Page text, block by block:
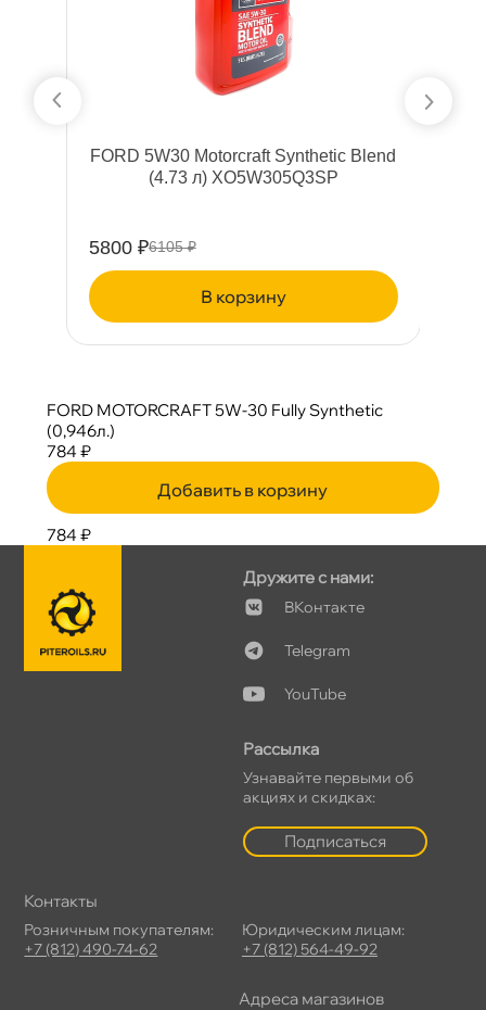
FORD 5W30 Motorcraft Synthetic Blend
(4.73 л) XO5W305Q3SP
5800 ₽6105 ₽
корзину
FORD MOTORCRAFT 5W-30 Fully Synthetic
(0,946л.)
784 ₽
Добавить в корзину
784 ₽
Дружите с нами:
Контакте
Telegram
YouTube
Рассылка
Узнавайте первыми о
акциях и скидках:
Подписаться
Контакты
Розничным покупателям:
+7 (812) 490-74-62
Юридическим лицам:
+7 (812) 564-49-92
Адреса магазино